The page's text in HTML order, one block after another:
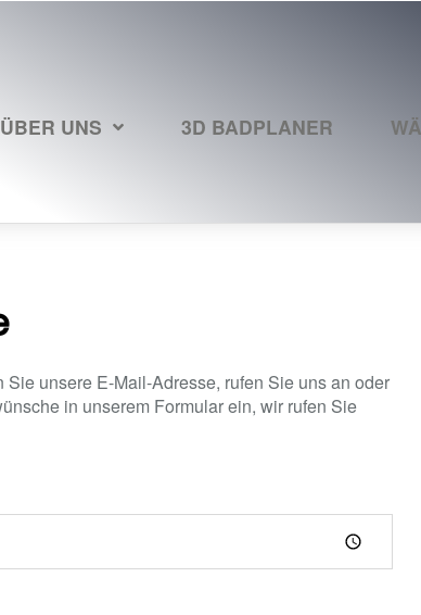
ÜBER UNS 3D BADPLANER
unsere E-Mail-Adresse, rufen Sie uns an oder
in unserem Formular ein, wir rufen Sie